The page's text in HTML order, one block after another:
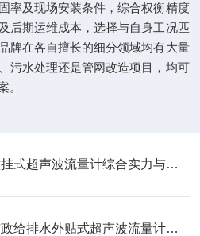
率及现场安装条件，综合权衡精度
后期运维成本，选择与自身工况匹
牌在各自擅长的细分领域均有大量
污水处理还是管网改造项目，均可
。
2026年6月壁挂式超声波流量计综合实力与技术选型深度解析
2026年5月市政给排水外贴式超声波流量计主流品牌盘点​